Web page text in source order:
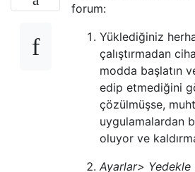
forum:
Yüklediğiniz
çalıştırmadan
modda başlatın
edip etmediğini
çözülmüşse,
uygulamalardan
oluyor ve
Ayarlar> Yedekle